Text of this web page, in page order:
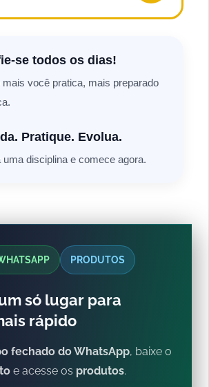
se todos os dias!
mais você pratica, mais preparado
Pratique. Evolua.
uma disciplina e comece agora.
PRODUTOS
só lugar para
rápido
fechado do WhatsApp, baixe o
e acesse os produtos.